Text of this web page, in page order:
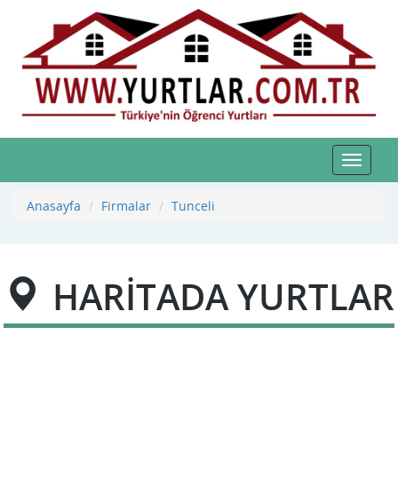
Toggle
Anasayfa
Firmalar Tunceli
HARİTADA YURTLAR